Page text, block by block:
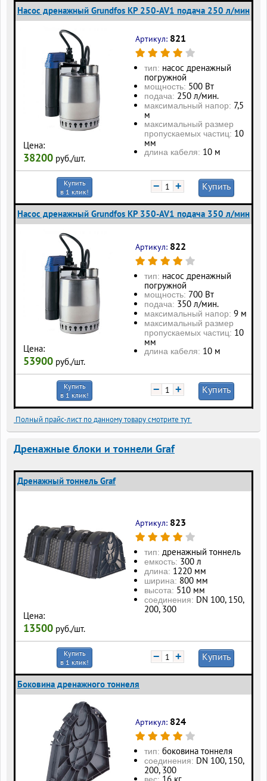
Насос дренажный Grundfos KP 250-AV1 подача 250 л/мин
Цена:
38200 руб./шт.
Артикул: 821
тип: насос дренажный
погружной
мощность: 500 Вт
подача: 250 л/мин.
максимальный напор: 7,5
м
максимальный размер
пропускаемых частиц: 10
мм
длина кабеля: 10 м
Купить
в 1 клик!
− + Купить
Насос дренажный Grundfos KP 350-AV1 подача 350 л/мин
Цена:
53900 руб./шт.
Артикул: 822
тип: насос дренажный
погружной
мощность: 700 Вт
подача: 350 л/мин.
максимальный напор: 9 м
максимальный размер
пропускаемых частиц: 10
мм
длина кабеля: 10 м
Купить
в 1 клик!
− + Купить
Полный прайс-лист по данному товару смотрите тут
Дренажные блоки и тоннели Graf
Дренажный тоннель Graf
Цена:
13500 руб./шт.
Артикул: 823
тип: дренажный тоннель
eмкость: 300 л
длина: 1220 мм
ширина: 800 мм
высота: 510 мм
соединения: DN 100, 150,
200, 300
Купить
в 1 клик!
− + Купить
Боковина дренажного тоннеля
Артикул: 824
тип: боковина тоннеля
соединения: DN 100, 150,
200, 300
вес: 16 кг